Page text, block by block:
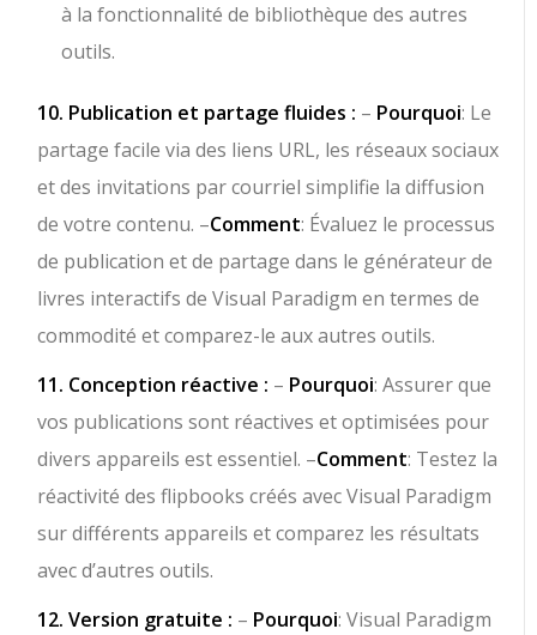
à la fonctionnalité de bibliothèque des autres
outils.
10. Publication et partage fluides : – Pourquoi: Le
partage facile via des liens URL, les réseaux sociaux
et des invitations par courriel simplifie la diffusion
de votre contenu. –Comment: Évaluez le processus
de publication et de partage dans le générateur de
livres interactifs de Visual Paradigm en termes de
commodité et comparez-le aux autres outils.
11. Conception réactive : – Pourquoi: Assurer que
vos publications sont réactives et optimisées pour
divers appareils est essentiel. –Comment: Testez la
réactivité des flipbooks créés avec Visual Paradigm
sur différents appareils et comparez les résultats
avec d’autres outils.
12. Version gratuite : – Pourquoi: Visual Paradigm